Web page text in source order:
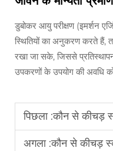
डुबोकर आयु परीक्षण (इमर्शन
स्थितियों का अनुकरण करते हैं,
रखा जा सके, जिससे
उपकरणों के उपयोग की अवधि
पिछला :कौन से कीचड़ स्क्रैपर्स
अगला :कौन से कीचड़ स्क्रैपर्स सीवेज